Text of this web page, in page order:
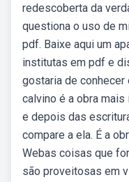
redescoberta da
questiona o uso de
pdf. Baixe aqui um
institutas em pdf e
gostaria de
calvino é a obra
e depois das
compare a ela. É a
Webas coisas que
são proveitosas em